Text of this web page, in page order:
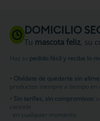
DOMICILIO
Tu mascota feliz, su
Haz tu pedido fácil y recibe lo
• Olvídate de quedarte sin
productos siempre a tiempo en
• Sin tarifas, sin compromisos:
cancele
en cualquier momento